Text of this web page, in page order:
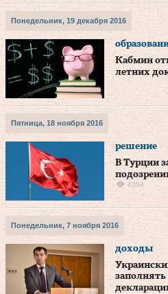
Понедельник, 19 декабря 2016
Кабмин
летних
Пятница, 18 ноября 2016
решение
В Турции
6354
Понедельник, 7 ноября 2016
доходы